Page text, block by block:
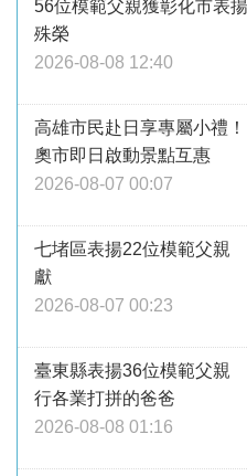
56位模範父親獲彰化市表
殊榮
2026-08-08 12:40
高雄市民赴日享專屬小禮
奧市即日啟動景點互惠
2026-08-07 00:07
七堵區表揚22位模範父親
獻
2026-08-07 00:23
臺東縣表揚36位模範父親
行各業打拼的爸爸
2026-08-08 01:16